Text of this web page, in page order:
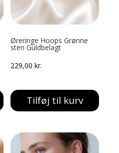
Øreringe Hoops Grønne
sten Guldbelagt
229,00kr.
Tilføj til kurv